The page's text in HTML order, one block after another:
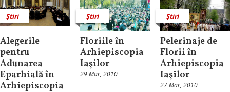
Știri
Alegerile
pentru
Adunarea
Eparhială în
Arhiepiscopia
Știri
Floriile în
Arhiepiscopia
Iaşilor
29 Mar, 2010
Știri
Pelerinaje de
Florii în
Arhiepiscopia
Iaşilor
27 Mar, 2010